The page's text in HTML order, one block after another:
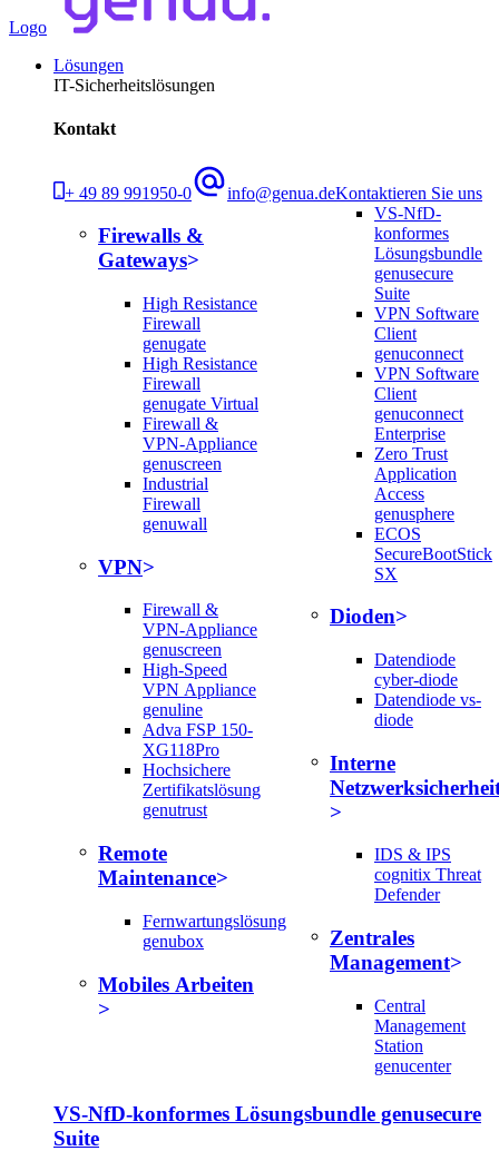
Logo
Lösungen
IT-Sicherheitslösungen
Kontakt
+ 49 89 991950-0 info@genua.deKontaktieren Sie uns
Firewalls &
Gateways
High Resistance
Firewall
genugate
High Resistance
Firewall
genugate Virtual
Firewall &
VPN-Appliance
genuscreen
Industrial
Firewall
genuwall
VPN
Firewall &
VPN-Appliance
genuscreen
High-Speed
VPN Appliance
genuline
Adva FSP 150-
XG118Pro
Hochsichere
Zertifikatslösung
genutrust
Remote
Maintenance
Fernwartungslösung
genubox
Mobiles Arbeiten
VS-NfD-
konformes
Lösungsbundle
genusecure
Suite
VPN Software
Client
genuconnect
VPN Software
Client
genuconnect
Enterprise
Zero Trust
Application
Access
genusphere
ECOS
SecureBootStick
SX
Dioden
Datendiode
cyber-diode
Datendiode vs-
diode
Interne
IDS & IPS
cognitix Threat
Defender
Zentrales
Management
Central
Management
Station
genucenter
VS-NfD-konformes Lösungsbundle genusecure
Suite